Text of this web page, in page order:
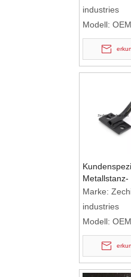
Rohren aus
industries
Modell: OEM
Metallstanz-
Marke:
industries
Modell: OEM